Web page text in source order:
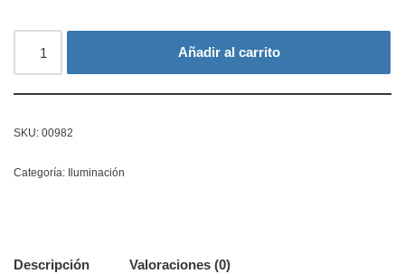
Añadir al carrito
SKU: 00982
Categoría: Iluminación
Descripción Valoraciones (0)